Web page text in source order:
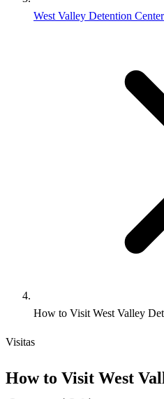
West Valley Detention Center
How to Visit West Valley
Visitas
How to Visit West